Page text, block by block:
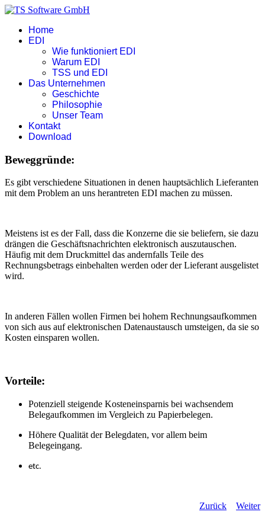
Home
EDI
Wie funktioniert EDI
Warum EDI
TSS und EDI
Das Unternehmen
Geschichte
Philosophie
Unser Team
Kontakt
Download
Beweggründe:
Es gibt verschiedene Situationen in denen hauptsächlich Lieferanten
mit dem Problem an uns herantreten EDI machen zu müssen.
Meistens ist es der Fall, dass die Konzerne die sie beliefern, sie dazu
drängen die Geschäftsnachrichten elektronisch auszutauschen.
Häufig mit dem Druckmittel das andernfalls Teile des
Rechnungsbetrags einbehalten werden oder der Lieferant ausgelistet
wird.
In anderen Fällen wollen Firmen bei hohem Rechnungsaufkommen
von sich aus auf elektronischen Datenaustausch umsteigen, da sie so
Kosten einsparen wollen.
Vorteile:
Potenziell steigende Kosteneinsparnis bei wachsendem
Belegaufkommen im Vergleich zu Papierbelegen.
Höhere Qualität der Belegdaten, vor allem beim
Belegeingang.
etc.
Zurück Weiter